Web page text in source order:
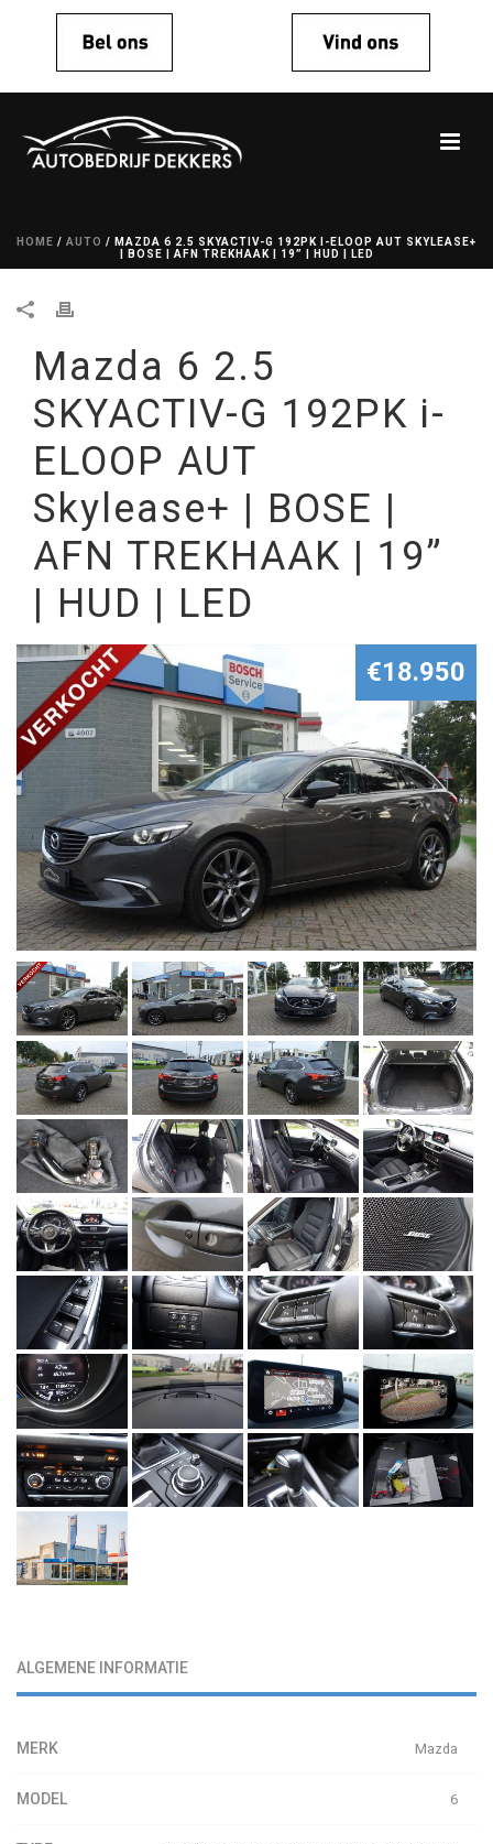
HOME / AUTO / MAZDA 6 2.5 SKYACTIV-G 192PK I-ELOOP AUT SKYLEASE+
| BOSE | AFN TREKHAAK | 19” | HUD | LED
Mazda 6 2.5
SKYACTIV-G 192PK i-
ELOOP AUT
Skylease+ | BOSE |
AFN TREKHAAK | 19”
| HUD | LED
€18.950
ALGEMENE INFORMATIE
MERK Mazda
MODEL 6